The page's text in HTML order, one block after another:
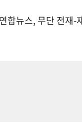
합뉴스, 무단 전재-